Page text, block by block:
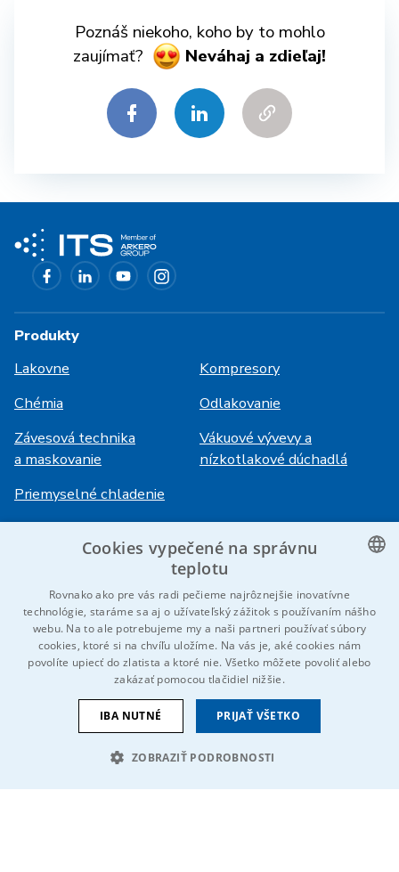
Poznáš niekoho, koho by to mohlo
zaujímať?
Neváhaj a zdieľaj!
Produkty
Lakovne
Kompresory
Chémia
Odlakovanie
Závesová technika
a maskovanie
Vákuové vývevy a
nízkotlakové dúchadlá
Priemyselné chladenie
Kariéra
Referencie
Kontaktujte nás
Prihlásenie
HiVision
Technické listy
© 2026 IDEAL-Trade Service, spol. s r.o.
VOP
Ochrana osobných údajov Cookies
Oznámenie EU
CZECH
GERMAN
Cookies vypečené na správnu
teplotu
Rovnako ako pre vás radi pečieme najrôznejšie inovatívne
technológie, staráme sa aj o užívateľský zážitok s používaním nášho
webu. Na to ale potrebujeme my a naši partneri používať súbory
cookies, ktoré si na chvíľu uložíme. Na vás je, aké cookies nám
povolíte upiecť do zlatista a ktoré nie. Všetko môžete povoliť alebo
zakázať pomocou tlačidiel nižšie.
PRIJAŤ VŠETKO
IBA NUTNÉ
ZOBRAZIŤ PODROBNOSTI